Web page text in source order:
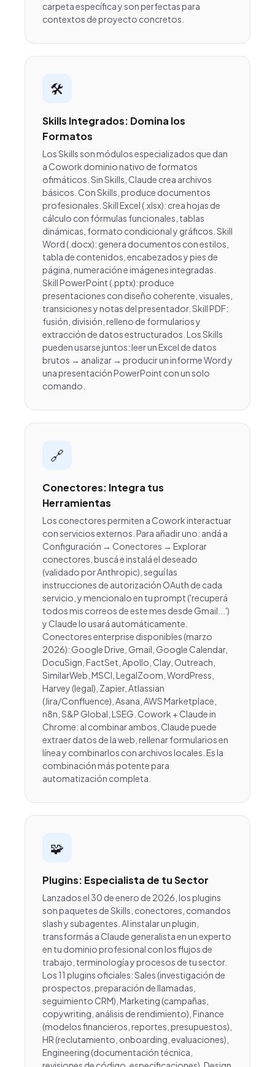
carpeta específica y son perfectas para
contextos de proyecto concretos.
🛠️
Skills Integrados: Domina los
Formatos
Los Skills son módulos especializados que dan
a Cowork dominio nativo de formatos
ofimáticos. Sin Skills, Claude crea archivos
básicos. Con Skills, produce documentos
profesionales. Skill Excel (.xlsx): crea hojas de
cálculo con fórmulas funcionales, tablas
dinámicas, formato condicional y gráficos. Skill
Word (.docx): genera documentos con estilos,
tabla de contenidos, encabezados y pies de
página, numeración e imágenes integradas.
Skill PowerPoint (.pptx): produce
presentaciones con diseño coherente, visuales,
transiciones y notas del presentador. Skill PDF:
fusión, división, relleno de formularios y
extracción de datos estructurados. Los Skills
pueden usarse juntos: leer un Excel de datos
brutos → analizar → producir un informe Word y
una presentación PowerPoint con un solo
comando.
🔗
Conectores: Integra tus
Herramientas
Los conectores permiten a Cowork interactuar
con servicios externos. Para añadir uno: andá a
Configuración → Conectores → Explorar
conectores, buscá e instalá el deseado
(validado por Anthropic), seguí las
instrucciones de autorización OAuth de cada
servicio, y mencionalo en tu prompt ('recuperá
todos mis correos de este mes desde Gmail...')
y Claude lo usará automáticamente.
Conectores enterprise disponibles (marzo
2026): Google Drive, Gmail, Google Calendar,
DocuSign, FactSet, Apollo, Clay, Outreach,
SimilarWeb, MSCI, LegalZoom, WordPress,
Harvey (legal), Zapier, Atlassian
(Jira/Confluence), Asana, AWS Marketplace,
n8n, S&P Global, LSEG. Cowork + Claude in
Chrome: al combinar ambos, Claude puede
extraer datos de la web, rellenar formularios en
línea y combinarlos con archivos locales. Es la
combinación más potente para
automatización completa.
🧩
Plugins: Especialista de tu Sector
Lanzados el 30 de enero de 2026, los plugins
son paquetes de Skills, conectores, comandos
slash y subagentes. Al instalar un plugin,
transformás a Claude generalista en un experto
en tu dominio profesional con los flujos de
trabajo, terminología y procesos de tu sector.
Los 11 plugins oficiales: Sales (investigación de
prospectos, preparación de llamadas,
seguimiento CRM), Marketing (campañas,
copywriting, análisis de rendimiento), Finance
(modelos financieros, reportes, presupuestos),
HR (reclutamiento, onboarding, evaluaciones),
Engineering (documentación técnica,